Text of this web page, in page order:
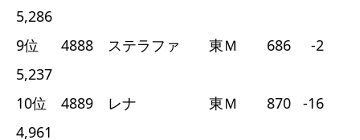
5,286
9位 4888 ステラファ 東Ｍ 686 -2
5,237
10位 4889 レナ 東Ｍ 870 -16
4,961